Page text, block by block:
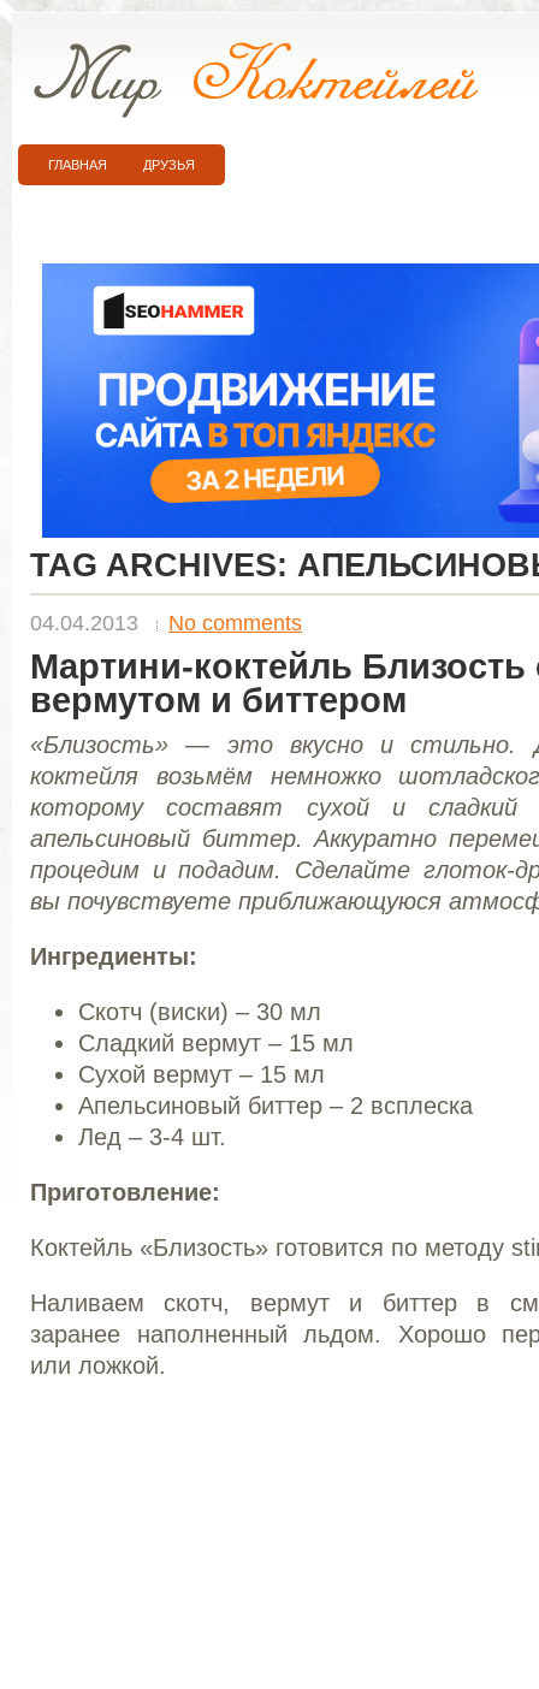
ГЛАВНАЯ ДРУЗЬЯ
TAG ARCHIVES:
04.04.2013 No comments
Мартини-коктейль Близость
вермутом и биттером
«Близость» — это вкусно и стильно.
коктейля возьмём немножко
которому составят сухой и
апельсиновый биттер. Аккуратно
процедим и подадим. Сделайте глоток-
вы почувствуете приближающуюся
Ингредиенты:
Скотч (виски) – 30 мл
Сладкий вермут – 15 мл
Сухой вермут – 15 мл
Апельсиновый биттер – 2 всплеска
Лед – 3-4 шт.
Приготовление:
Коктейль «Близость» готовится по методу
Наливаем скотч, вермут и биттер в
заранее наполненный льдом. Хорошо
или ложкой.